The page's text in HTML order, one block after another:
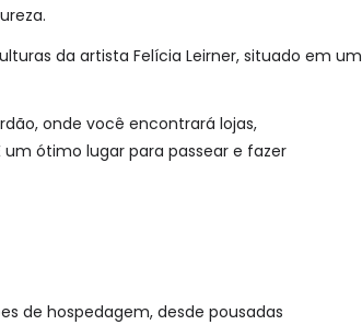
da artista Felícia Leirner, situado em um
onde você encontrará lojas,
ótimo lugar para passear e fazer
de hospedagem, desde pousadas